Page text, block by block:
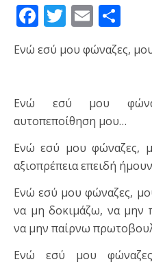
Facebook
Twitter
Email
Ενώ εσύ μου φώναζες,
Ενώ εσύ μου
αυτοπεποίθηση μου…
Ενώ εσύ μου φώναζες,
αξιοπρέπεια επειδή
Ενώ εσύ μου φώναζες,
να μη δοκιμάζω, να μην
να μην παίρνω
Ενώ εσύ μου